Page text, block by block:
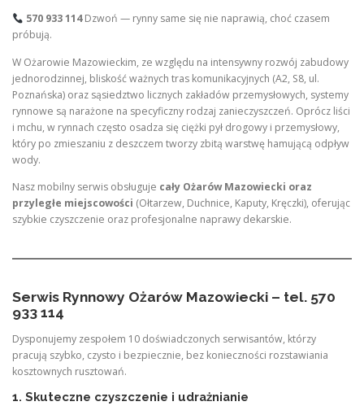
570 933 114Dzwoń — rynny same się nie naprawią, choć czasem
próbują.
W Ożarowie Mazowieckim, ze względu na intensywny rozwój zabudowy
jednorodzinnej, bliskość ważnych tras komunikacyjnych (A2, S8, ul.
Poznańska) oraz sąsiedztwo licznych zakładów przemysłowych, systemy
rynnowe są narażone na specyficzny rodzaj zanieczyszczeń. Oprócz liści
i mchu, w rynnach często osadza się ciężki pył drogowy i przemysłowy,
który po zmieszaniu z deszczem tworzy zbitą warstwę hamującą odpływ
wody.
Nasz mobilny serwis obsługuje cały Ożarów Mazowiecki oraz
przyległe miejscowości (Ołtarzew, Duchnice, Kaputy, Kręczki), oferując
szybkie czyszczenie oraz profesjonalne naprawy dekarskie.
Serwis Rynnowy Ożarów Mazowiecki – tel. 570
933 114
Dysponujemy zespołem 10 doświadczonych serwisantów, którzy
pracują szybko, czysto i bezpiecznie, bez konieczności rozstawiania
kosztownych rusztowań.
1. Skuteczne czyszczenie i udrażnianie